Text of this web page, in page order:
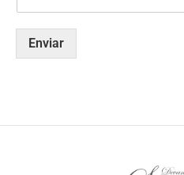
Enviar